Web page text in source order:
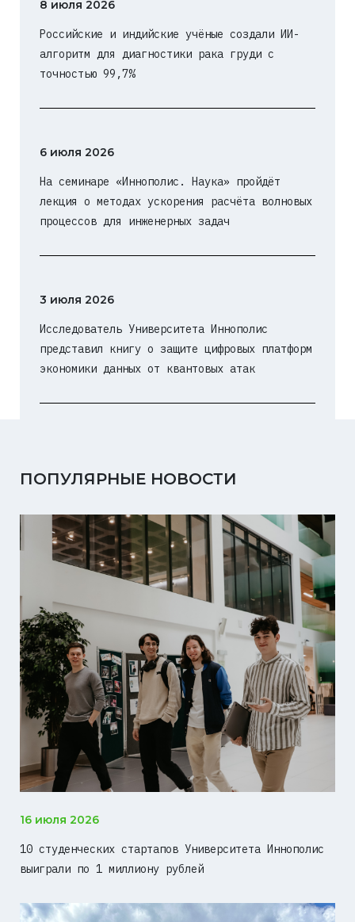
8 июля 2026
Российские и индийские учёные создали ИИ-
алгоритм для диагностики рака груди с
точностью 99,7%
6 июля 2026
На семинаре «Иннополис. Наука» пройдёт
лекция о методах ускорения расчёта волновых
процессов для инженерных задач
3 июля 2026
Исследователь Университета Иннополис
представил книгу о защите цифровых платформ
экономики данных от квантовых атак
ПОПУЛЯРНЫЕ НОВОСТИ
16 июля 2026
10 студенческих стартапов Университета Иннополис
выиграли по 1 миллиону рублей